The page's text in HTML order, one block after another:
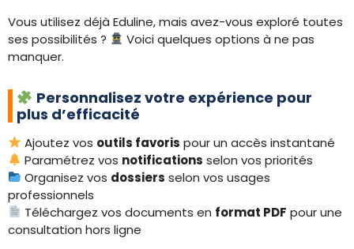
Vous utilisez déjà Eduline, mais avez-vous exploré toutes
ses possibilités ?
Voici quelques options à ne pas
manquer.
Personnalisez votre expérience pour
plus d’efficacité
Ajoutez vos outils favoris pour un accès instantané
Paramétrez vos notifications selon vos priorités
Organisez vos dossiers selon vos usages
professionnels
Téléchargez vos documents en format PDF pour une
consultation hors ligne